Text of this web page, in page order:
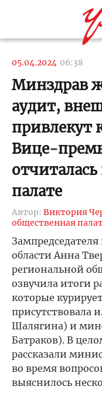
05.04.2024 06:38
Минздрав
аудит,
привлекут
Вице-
палате
Автор: Виктория
общественная
области Анна
региональной
озвучила итоги
которые
присутствовала
Шалягина) и
Батраков). В
рассказали
во время
выяснилось